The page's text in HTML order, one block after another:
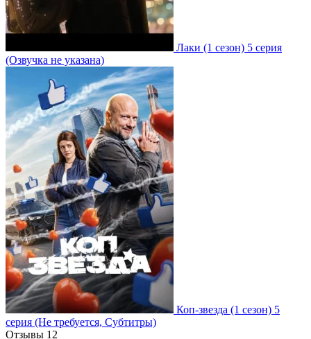
Лаки (1 сезон) 5 серия
(Озвучка не указана)
Коп-звезда (1 сезон) 5
серия (Не требуется, Субтитры)
Отзывы 12